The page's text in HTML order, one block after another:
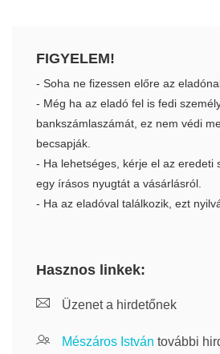
FIGYELEM!
- Soha ne fizessen előre az
- Még ha az eladó fel is fedi
bankszámlaszámát, ez nem védi
becsapják.
- Ha lehetséges, kérje el az eredeti
egy írásos nyugtát a vásárlásról.
- Ha az eladóval találkozik, ezt
Hasznos linkek:
Üzenet a hirdetőnek
Mészáros István további